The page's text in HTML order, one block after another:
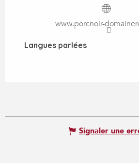
www.porcnoir-
Langues parlées
Langues parlées
Signaler une